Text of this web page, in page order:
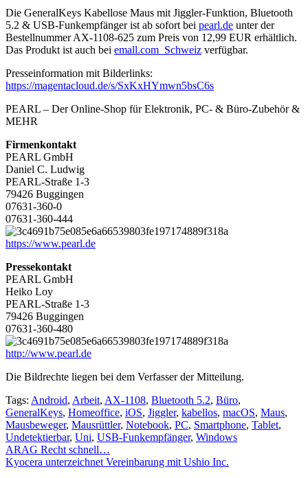
Die GeneralKeys Kabellose Maus mit Jiggler-Funktion, Bluetooth
5.2 & USB-Funkempfänger ist ab sofort bei pearl.de unter der
Bestellnummer AX-1108-625 zum Preis von 12,99 EUR erhältlich.
Das Produkt ist auch bei emall.com_Schweiz verfügbar.
Presseinformation mit Bilderlinks:
https://magentacloud.de/s/SxKxHYmwn5bsC6s
PEARL – Der Online-Shop für Elektronik, PC- & Büro-Zubehör &
MEHR
Firmenkontakt
PEARL GmbH
Daniel C. Ludwig
PEARL-Straße 1-3
79426 Buggingen
07631-360-0
07631-360-444
https://www.pearl.de
Pressekontakt
PEARL GmbH
Heiko Loy
PEARL-Straße 1-3
79426 Buggingen
07631-360-480
http://www.pearl.de
Die Bildrechte liegen bei dem Verfasser der Mitteilung.
Tags: Android, Arbeit, AX-1108, Bluetooth 5.2, Büro,
GeneralKeys, Homeoffice, iOS, Jiggler, kabellos, macOS, Maus,
Mausbeweger, Mausrüttler, Notebook, PC, Smartphone, Tablet,
Undetektierbar, Uni, USB-Funkempfänger, Windows
Beitragsnavigation
ARAG Recht schnell…
Kyocera unterzeichnet Vereinbarung mit Ushio Inc.